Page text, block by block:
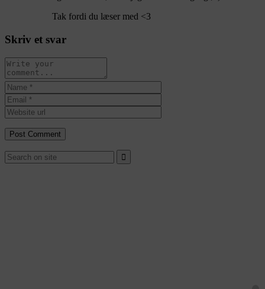
Tak fordi du læser med <3
Skriv et svar